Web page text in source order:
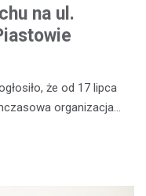
na ul.
że od 17 lipca
organizacja…